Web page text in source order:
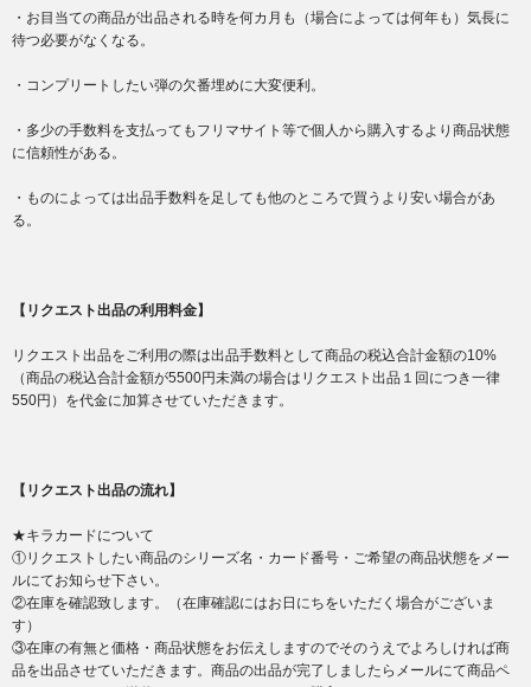
・お目当ての商品が出品される時を何カ月も（場合によっては何年も）気長に
待つ必要がなくなる。
・コンプリートしたい弾の欠番埋めに大変便利。
・多少の手数料を支払ってもフリマサイト等で個人から購入するより商品状態
に信頼性がある。
・ものによっては出品手数料を足しても他のところで買うより安い場合があ
る。
【リクエスト出品の利用料金】
リクエスト出品をご利用の際は出品手数料として商品の税込合計金額の10%
（商品の税込合計金額が5500円未満の場合はリクエスト出品１回につき一律
550円）を代金に加算させていただきます。
【リクエスト出品の流れ】
★キラカードについて
①リクエストしたい商品のシリーズ名・カード番号・ご希望の商品状態をメー
ルにてお知らせ下さい。
②在庫を確認致します。（在庫確認にはお日にちをいただく場合がございま
す）
③在庫の有無と価格・商品状態をお伝えしますのでそのうえでよろしければ商
品を出品させていただきます。商品の出品が完了しましたらメールにて商品ペ